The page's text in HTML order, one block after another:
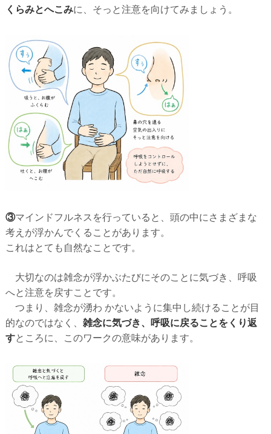
くらみとへこみに、そっと注意を向けてみましょう。
③マインドフルネスを行っていると、頭の中にさまざまな
考えが浮かんでくることがあります。
これはとても自然なことです。
大切なのは雑念が浮かぶたびにそのことに気づき、呼吸
へと注意を戻すことです。
つまり、雑念が湧わ かないように集中し続けることが目
的なのではなく、 雑念に気づき、呼吸に戻ることをくり返
すところに、このワークの意味があります。